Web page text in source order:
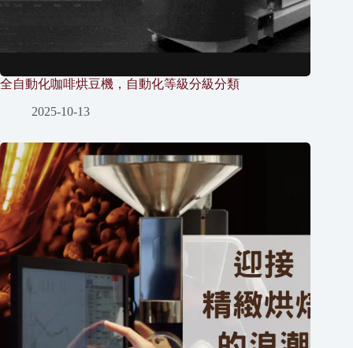
全自動化咖啡烘豆機，自動化等級分級分類
2025-10-13